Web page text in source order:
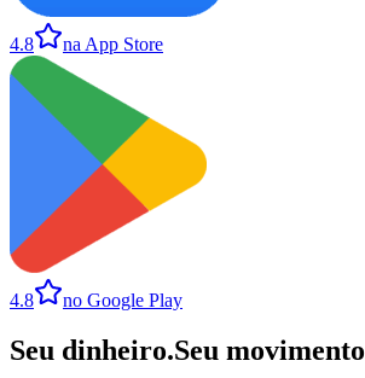
4.8 na App Store
4.8 no Google Play
Seu dinheiro.Seu movimento